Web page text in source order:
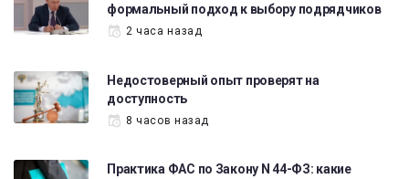
формальный подход к выбору подрядчиков
2 часа назад
Недостоверный опыт проверят на
доступность
8 часов назад
Практика ФАС по Закону N 44-ФЗ: какие